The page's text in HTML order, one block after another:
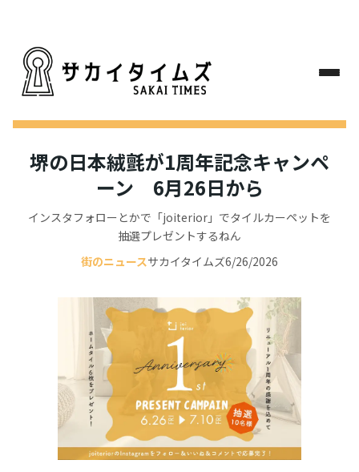
堺の日本絨氈が1周年記念キャンペ
ーン 6月26日から
インスタフォローとかで「joiterior」でタイルカーペットを
抽選プレゼントするねん
街のニュースサカイタイムズ6/26/2026